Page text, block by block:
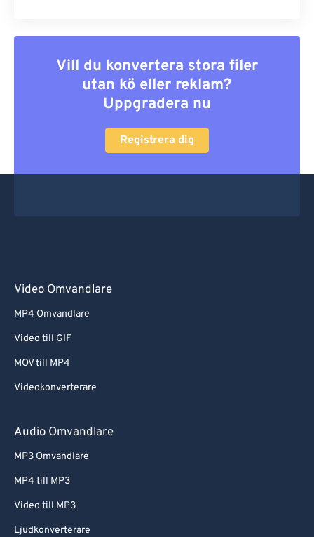
Vill du konvertera stora filer
utan kö eller reklam?
Uppgradera nu
Registrera dig
Video Omvandlare
MP4 Omvandlare
Video till GIF
MOV till MP4
Videokonverterare
Audio Omvandlare
MP3 Omvandlare
MP4 till MP3
Video till MP3
Ljudkonverterare